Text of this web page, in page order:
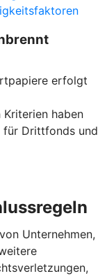
erfolgt
haben
für Drittfonds und
Unternehmen,